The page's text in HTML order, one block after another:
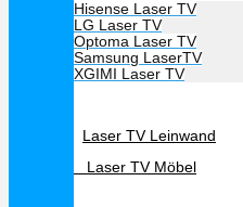
Hisense Laser TV
LG Laser TV
Optoma Laser TV
Samsung LaserTV
XGIMI Laser TV
Laser TV Leinwand
Laser TV Möbel